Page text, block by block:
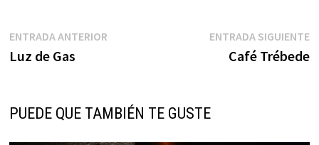
Navegación
de
ENTRADA ANTERIOREntrada
Luz de Gas
ENTRADA SIGUIENTE
Café Trébede
PUEDE QUE TAMBIÉN TE GUSTE